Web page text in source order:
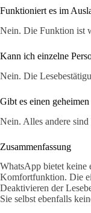
Funktioniert es im
Nein. Die Funktion ist
Kann ich einzelne
Nein. Die
Gibt es einen
Nein. Alles andere
Zusammenfassung
WhatsApp bietet keine
Komfortfunktion. Die
Deaktivieren der
Sie selbst ebenfalls